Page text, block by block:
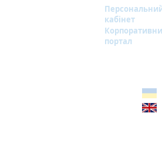
кабінет
портал